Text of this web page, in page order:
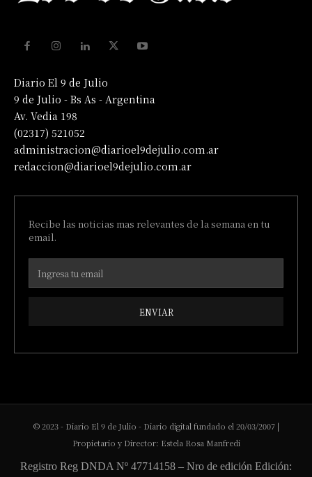
Diario El 9 de Julio
9 de Julio - Bs As - Argentina
Av. Vedia 198
(02317) 521052
administracion@diarioel9dejulio.com.ar
redaccion@diarioel9dejulio.com.ar
Recibe las noticias mas relevantes de la semana en tu
email.
ENVIAR
© 2023 - Diario El 9 de Julio - Diario digital fundado el 20/03/2007 |
Propietario y Director: Estela Rosa Manfredi
Registro Reg DNDA Nº 47714158 – Nro de edición Edición: